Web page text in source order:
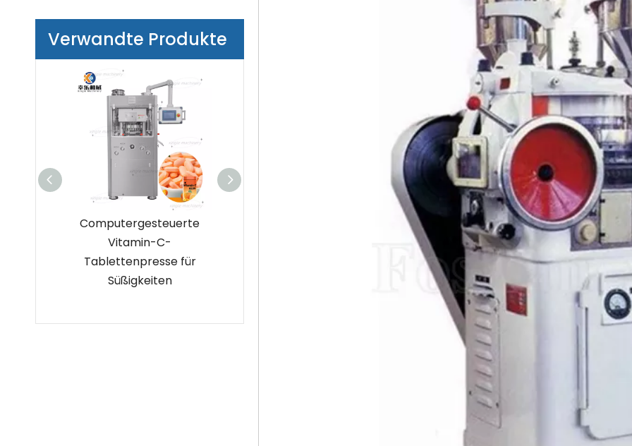
Verwandte Produkte
Computergesteuerte
Vitamin-C-
Tablettenpresse für
Süßigkeiten
Hochwertige
multifunktionale
Tablettenpresse für
Lebensmittel
Glatte kleine
Shot-